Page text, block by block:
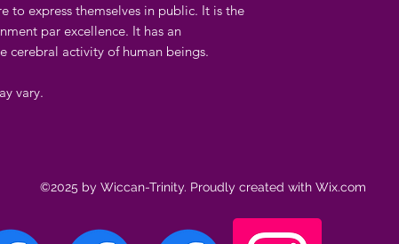
to express themselves in public. It is the
par excellence. It has an
cerebral activity of human beings.
vary.
©2025 by Wiccan-Trinity. Proudly created with Wix.com